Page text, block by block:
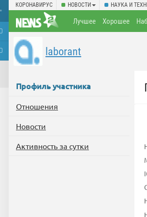
КОРОНАВИРУС НОВОСТИ НАУКА И
Лучшее Хорошее
laborant
Профиль участника
Отношения
Новости
Активность за сутки